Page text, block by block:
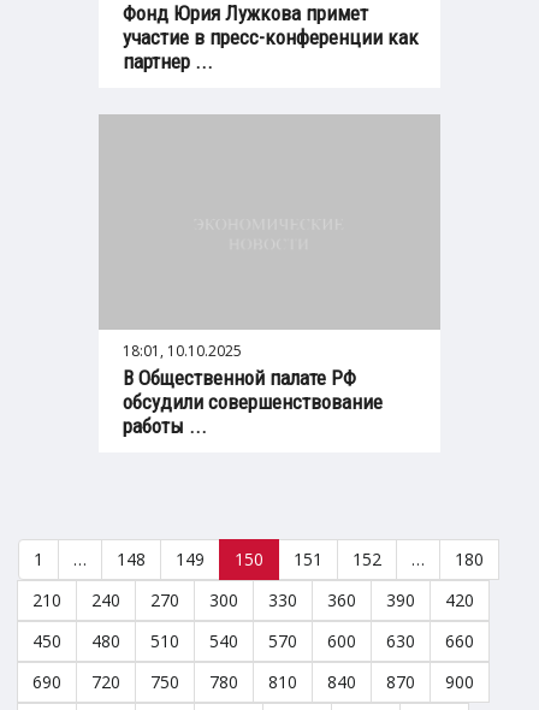
Фонд Юрия Лужкова примет
участие в пресс-конференции как
партнер ...
18:01, 10.10.2025
В Общественной палате РФ
обсудили совершенствование
работы ...
1 … 148 149 150 151 152 …
180
210
240 270 300 330 360 390
420
450
480 510 540 570 600 630
660
690
720 750 780 810 840 870
900